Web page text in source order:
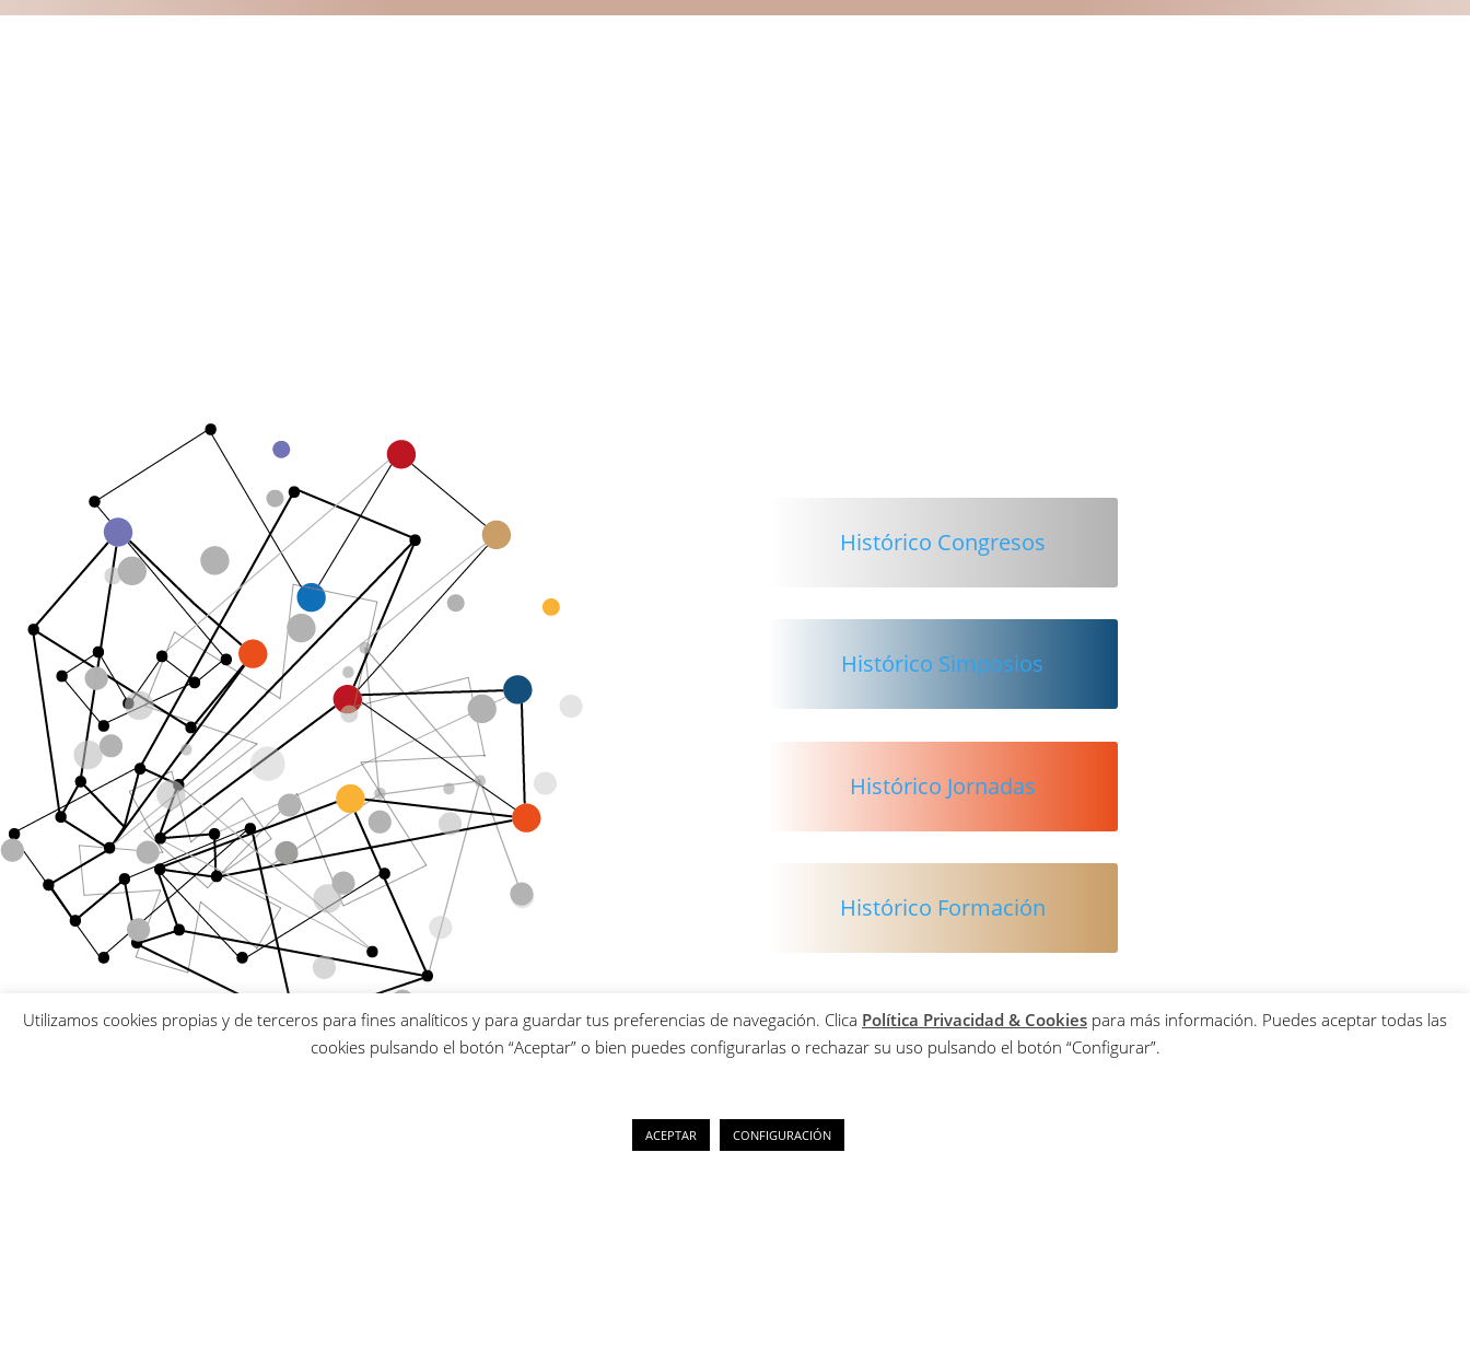
Histórico Congresos
Histórico Simposios
Histórico Jornadas
Histórico Formación
Utilizamos cookies propias y de terceros para fines analíticos y para guardar tus preferencias de navegación. Clica Política Privacidad & Cookies para más información. Puedes aceptar todas las
cookies pulsando el botón “Aceptar” o bien puedes configurarlas o rechazar su uso pulsando el botón “Configurar”.
ACEPTAR CONFIGURACIÓN